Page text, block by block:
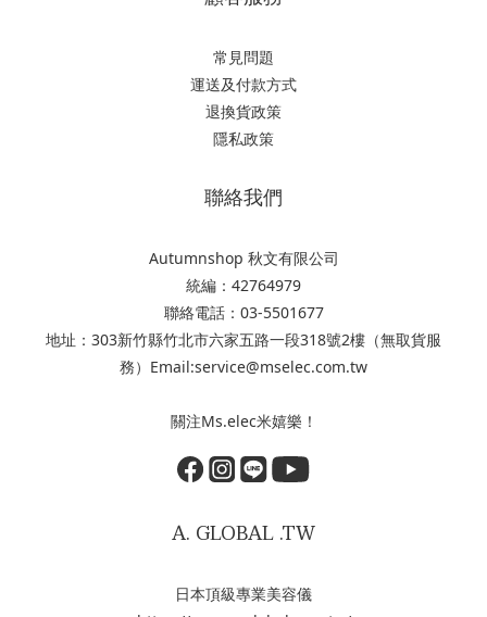
常見問題
運送及付款方式
退換貨政策
隱私政策
聯絡我們
Autumnshop 秋文有限公司
統編：42764979
聯絡電話：03-5501677
地址：303新竹縣竹北市六家五路一段318號2樓（無取貨服
務）Email:service@mselec.com.tw
關注Ms.elec米嬉樂！
A. GLOBAL .TW
日本頂級專業美容儀